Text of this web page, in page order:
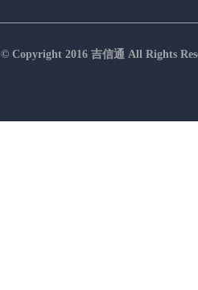
© Copyright 2016 吉信通 All Rights